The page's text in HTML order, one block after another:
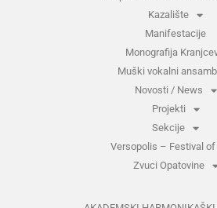
Kazalište
Manifestacije
Monografija
Muški vokalni ansambl
Novosti / News
Projekti
Sekcije
Versopolis – Festival of
Zvuci Opatovine